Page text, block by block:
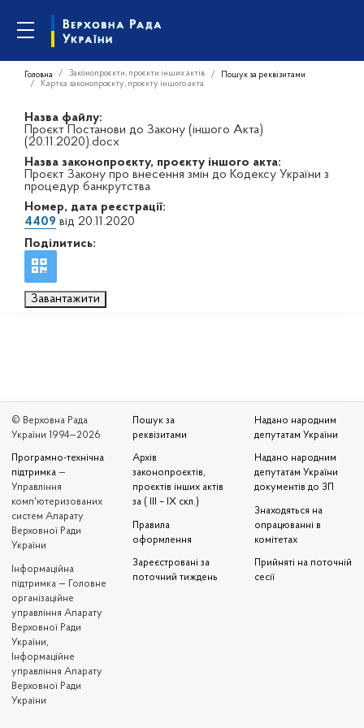
Головна Законопроєкти, проєкти інших актів
Пошук за реквізитами
Картка законопроєкту, проєкту іншого акта
Назва файлу:
Проєкт Постанови до Закону (іншого Акта)
(20.11.2020).docx
Назва законопроєкту, проєкту іншого акта:
Проєкт Закону про внесення змін до Кодексу України з
процедур банкрутства
Номер, дата реєстрації:
4409 від 20.11.2020
Поділитись:
Завантажити
© Верховна Рада
України 1994—2026
Програмно-технічна
підтримка —
Управління
комп'ютеризованих
систем Апарату
Верховної Ради
України
Iнформаційна
підтримка — Головне
організаційне
управління Апарату
Верховної Ради
України,
Інформаційне
управління Апарату
Верховної Ради
України
Пошук за
реквізитами
Архів
законопроєктів,
проєктів інших актів
за ( III – IX скл.)
Правила
оформлення
Зареєстровані за
поточний тиждень
Надано народним
депутатам України
Надано народним
депутатам України
документів до ЗП
Знаходяться на
опрацюванні в
комітетах
Прийняті на поточній
сесії